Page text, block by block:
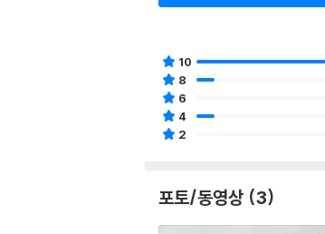
10
8
6
4
2
포토/동영상 (3)